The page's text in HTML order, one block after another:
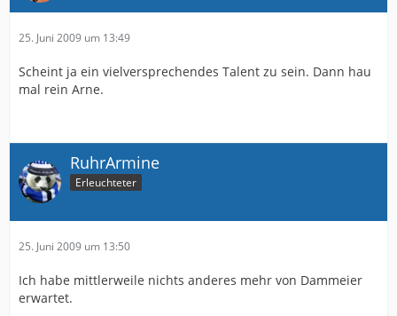
25. Juni 2009 um 13:49
Scheint ja ein vielversprechendes Talent zu sein. Dann hau
mal rein Arne.
RuhrArmine
Erleuchteter
25. Juni 2009 um 13:50
Ich habe mittlerweile nichts anderes mehr von Dammeier
erwartet.